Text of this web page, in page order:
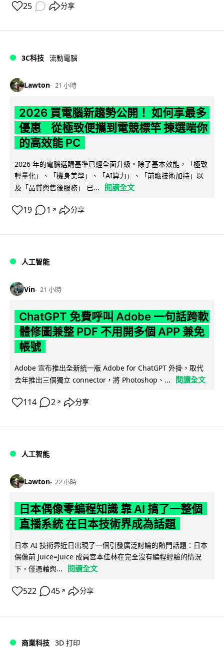
25 分享
3C科技 流動電腦
Lawton 21 小時
2026 買電腦新趨勢公開！ 如何享最多
優惠 從極致便攜到電競標竿 揀選啱你
的高效能 PC
2026 年的電腦選購基準已經全面升級。除了基本效能，「極致
輕量化」、「機身美學」、「AI算力」、「前瞻技術加持」以
及「品質與售後服務」 已...
閱讀全文
19 1 ↗ 分享
人工智能
Vin 21 小時
ChatGPT 免費呼叫 Adobe 一句話跨軟
體修圖兼整 PDF 不用開多個 APP 兼免
帳號
Adobe 宣布推出全新統一版 Adobe for ChatGPT 外掛，取代
去年推出三個獨立 connector，將 Photoshop、...
閱讀全文
114 2 ↗ 分享
人工智能
Lawton 22 小時
日本偶像零編程知識 靠 AI 搞了一整個
直播系統 在日本技術界成為話題
日本 AI 技術界近日出現了一個引發廣泛討論的熱門話題：日本
偶像前 Juice=Juice 成員宮本佳林在完全沒有編程經驗的情況
下，僅憑藉與...
閱讀全文
522 45 ↗ 分享
商業科技 3D 打印